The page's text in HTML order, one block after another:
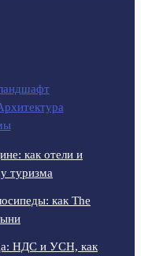
как отели и
туризма
как The
НДС и УСН, как